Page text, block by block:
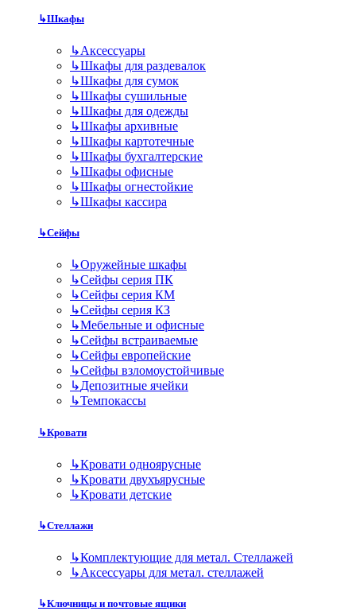
↳Шкафы
↳Аксессуары
↳Шкафы для раздевалок
↳Шкафы для сумок
↳Шкафы сушильные
↳Шкафы для одежды
↳Шкафы архивные
↳Шкафы картотечные
↳Шкафы бухгалтерские
↳Шкафы офисные
↳Шкафы огнестойкие
↳Шкафы кассира
↳Сейфы
↳Оружейные шкафы
↳Сейфы серия ПК
↳Сейфы серия КМ
↳Сейфы серия КЗ
↳Мебельные и офисные
↳Сейфы встраиваемые
↳Сейфы европейские
↳Сейфы взломоустойчивые
↳Депозитные ячейки
↳Темпокассы
↳Кровати
↳Кровати одноярусные
↳Кровати двухъярусные
↳Кровати детские
↳Стеллажи
↳Комплектующие для метал. Стеллажей
↳Аксессуары для метал. стеллажей
↳Ключницы и почтовые ящики